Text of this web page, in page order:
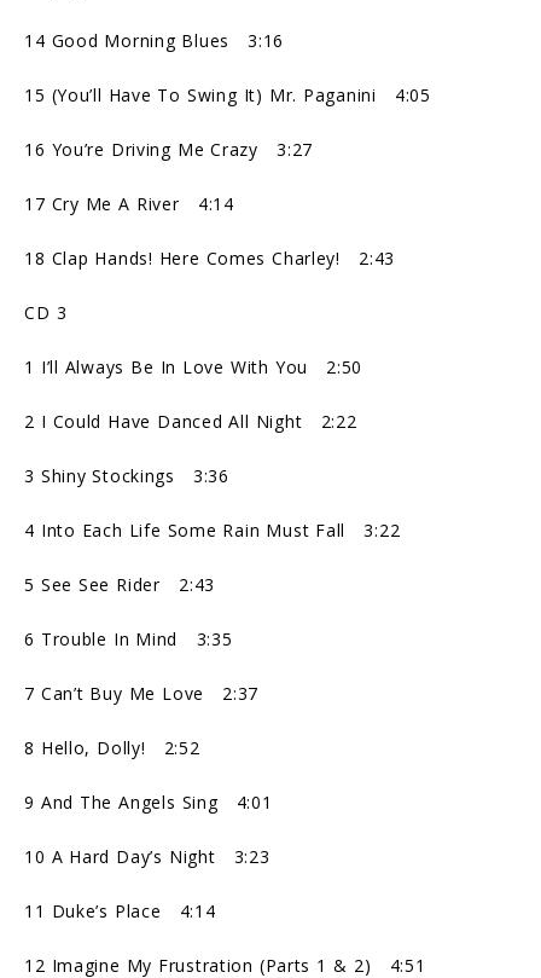
14 Good Morning Blues 3:16
15 (You’ll Have To Swing It) Mr. Paganini 4:05
16 You’re Driving Me Crazy 3:27
17 Cry Me A River 4:14
18 Clap Hands! Here Comes Charley! 2:43
CD 3
1 I’ll Always Be In Love With You 2:50
2 I Could Have Danced All Night 2:22
3 Shiny Stockings 3:36
4 Into Each Life Some Rain Must Fall 3:22
5 See See Rider 2:43
6 Trouble In Mind 3:35
7 Can’t Buy Me Love 2:37
8 Hello, Dolly! 2:52
9 And The Angels Sing 4:01
10 A Hard Day’s Night 3:23
11 Duke’s Place 4:14
12 Imagine My Frustration (Parts 1 & 2) 4:51